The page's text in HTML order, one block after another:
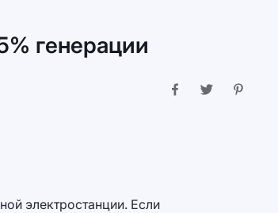
генерации
электростанции. Если